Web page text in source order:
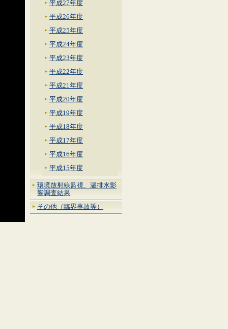
平成27年度
平成26年度
平成25年度
平成24年度
平成23年度
平成22年度
平成21年度
平成20年度
平成19年度
平成18年度
平成17年度
平成16年度
平成15年度
環境放射線監視、温排水影
響調査結果
その他（臨界事故等）